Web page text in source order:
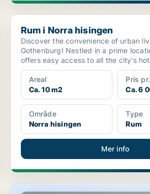
Rum i Norra hisingen
Rum i Norra hisingen
Discover the convenience of urban
Gothenburg! Nestled in a prime
offers easy access to all the city's
qui...
Areal
Ca. 10 m2
Pris
Ca. 6
Område
Norra hisingen
Type
Rum
Mer info
Rum i Norra hisingen